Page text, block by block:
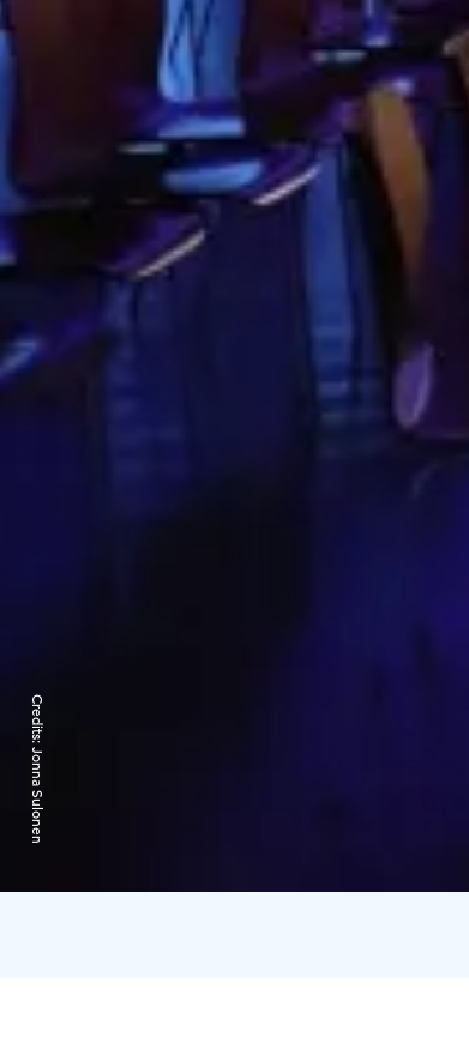
Credits:
Jonna Sulonen